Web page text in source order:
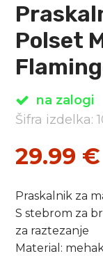
Polset
na zalogi
Šifra izdelka:
29.99 €
Praskalnik za
S stebrom za
za raztezanje
Material: